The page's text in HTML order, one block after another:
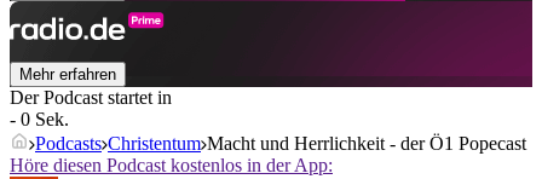
Mehr erfahren
Der Podcast startet in
- 0 Sek.
Podcasts Christentum Macht und Herrlichkeit - der Ö1 Popecast
Höre diesen Podcast kostenlos in der App: